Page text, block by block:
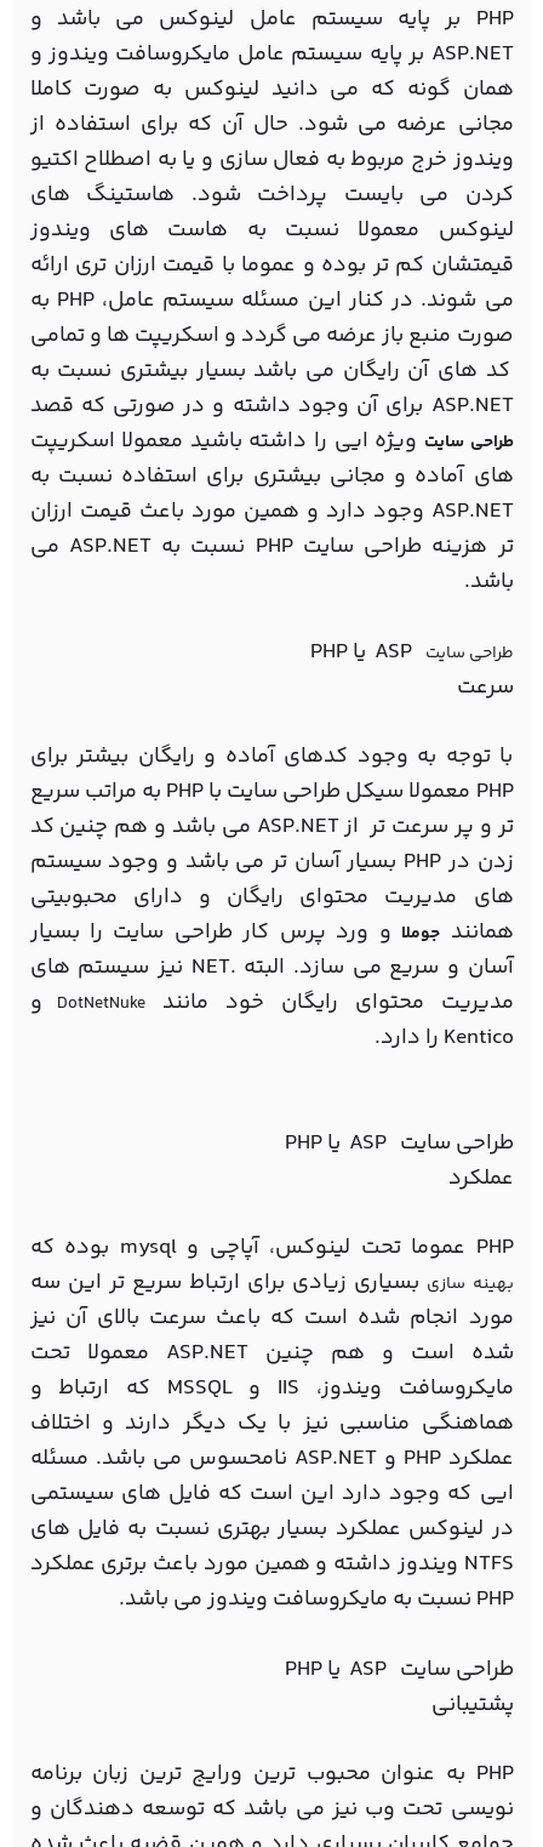
PHP بر پایه سیستم عامل لینوکس می باشد و
ASP.NET بر پایه سیستم عامل مایکروسافت ویندوز و
همان گونه که می دانید لینوکس به صورت کاملا
مجانی عرضه می شود. حال آن که برای استفاده از
ویندوز خرج مربوط به فعال سازی و یا به اصطلاح اکتیو
کردن می بایست پرداخت شود. هاستینگ های
لینوکس معمولا نسبت به هاست های ویندوز
قیمتشان کم تر بوده و عموما با قیمت ارزان تری ارائه
می شوند. در کنار این مسئله سیستم عامل، PHP به
صورت منبع باز عرضه می گردد و اسکریپت ها و تمامی
کد های آن رایگان می باشد بسیار بیشتری نسبت به
ASP.NET برای آن وجود داشته و در صورتی که قصد
طراحي سايت ویژه ایی را داشته باشید معمولا اسکریپت
های آماده و مجانی بیشتری برای استفاده نسبت به
ASP.NET وجود دارد و همین مورد باعث قیمت ارزان
تر هزینه طراحي سايت PHP نسبت به ASP.NET می
باشد.
طراحی سایت ASP یا PHP
سرعت
با توجه به وجود کدهای آماده و رایگان بیشتر برای
PHP معمولا سیکل طراحي سايت با PHP به مراتب سریع
تر و پر سرعت تر از ASP.NET می باشد و هم چنین کد
زدن در PHP بسیار آسان تر می باشد و وجود سیستم
های مدیریت محتوای رایگان و دارای محبوبیتی
همانند جوملا و ورد پرس کار طراحی سایت را بسیار
آسان و سریع می سازد. البته .NET نیز سیستم های
مدیریت محتوای رایگان خود مانند
DotNetNuke
و
Kentico را دارد.
طراحی سایت ASP یا PHP
عملکرد
PHP عموما تحت لینوکس، آپاچی و mysql بوده که
بهینه سازی بسیاری زیادی برای ارتباط سریع تر این سه
مورد انجام شده است که باعث سرعت بالای آن نیز
شده است و هم چنین ASP.NET معمولا تحت
مایکروسافت ویندوز، IIS و MSSQL که ارتباط و
هماهنگی مناسبی نیز با یک دیگر دارند و اختلاف
عملکرد PHP و ASP.NET نامحسوس می باشد. مسئله
ایی که وجود دارد این است که فایل های سیستمی
در لینوکس عملکرد بسیار بهتری نسبت به فایل های
NTFS ویندوز داشته و همین مورد باعث برتری عملکرد
PHP نسبت به مایکروسافت ویندوز می باشد.
طراحی سایت ASP یا PHP
پشتیبانی
PHP به عنوان محبوب ترین ورایج ترین زبان برنامه
نویسی تحت وب نیز می باشد که توسعه دهندگان و